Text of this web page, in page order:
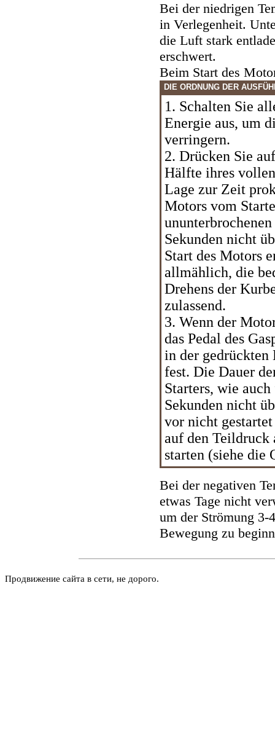
Bei der niedrigen
in Verlegenheit.
die Luft stark
erschwert.
Beim Start des
DIE ORDNUNG DER
1. Schalten Sie
Energie aus, um
verringern.
2. Drücken Sie
Hälfte ihres
Lage zur Zeit
Motors vom
Sekunden nicht
Start des Motors
allmählich, die
Drehens der
zulassend.
3. Wenn der
das Pedal des
in der gedrückten
fest. Die Dauer
Starters, wie
Sekunden nicht
vor nicht
auf den Teildruck
starten (siehe die
Bei der negativen
etwas Tage nicht
um der Strömung
Bewegung zu
Продвижение сайта в сети, не дорого.